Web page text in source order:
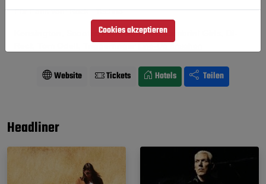
Für Fans von: Rock . Techno .
Kensington, Scooter, Pendulum live, Lambrini Girls, Di-
Website Tickets Hotels Teilen
Headliner
Cookies akzeptieren